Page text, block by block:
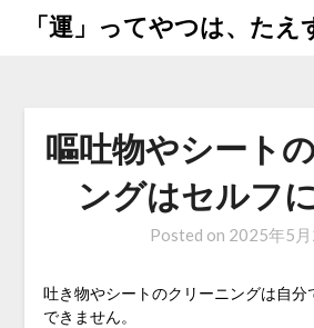
「運」ってやつは、たえ
嘔吐物やシート
ングはセルフ
Posted on 2025年5
吐き物やシートのクリーニングは自分
できません。